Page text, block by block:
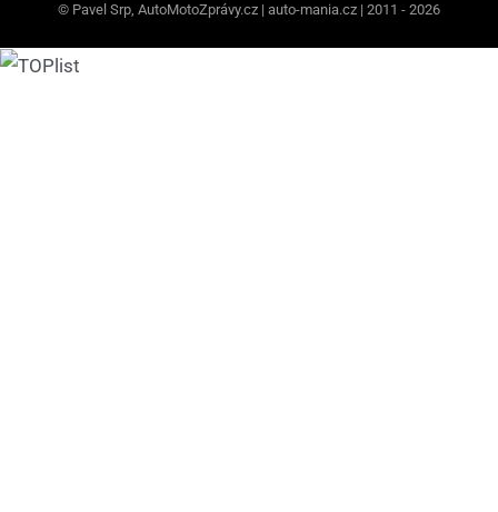
© Pavel Srp, AutoMotoZprávy.cz | auto-mania.cz | 2011 - 2026